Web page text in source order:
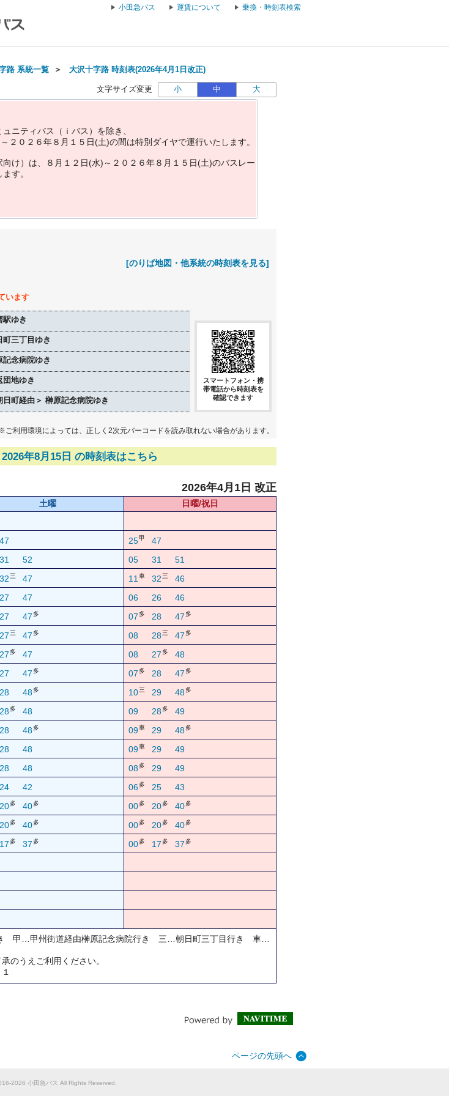
小田急バス 運賃について 乗換・時刻表検索
路 系統一覧 ＞ 大沢十字路 時刻表(2026年4月1日改正)
文字サイズ変更 小 中 大
ュ ニテ ィバス （ ｉ バス ） を除き
～ ２ ０ ２ ６年８ 月 １ ５ 日(土)の間は特別 ダイヤで運行いた し ます。
向け） は ８ 月 １ ２ 日(水) ～ ２ ０ ２ ６年８ 月 １ ５ 日(土)のバス レー
ます。
[のりば地図・他系統の時刻表を見る]
います
駅ゆき
町三丁目ゆき
記念病院ゆき
団地ゆき
日町経由＞ 榊原記念病院ゆき
スマートフォン・携
帯電話から時刻表を
確認できます
ご利用環境によっては、正しく2次元バーコードを読み取れない場合があります。
年8月15日 の時刻表はこちら
2026年4月1日 改正
土曜
日曜/祝日
47 25甲
47
31 52 05 31
51
32 三 47 11 車 32 三
46
27 47 06 26
46
27 47 多 07 多 28 47 多
27 三 47 多 08 28三 47 多
27 多 47 08 27 多
48
27 47 多 07 多 28 47 多
28 48多 10三 29 48多
28多 48 09 28多
49
28 48多 09車 29 48多
28 48 09車 29
49
28 48 08多 29
49
24 42 06多 25
43
20多 40多 00多 20多 40多
20多 40多 00多 20多 40多
17 多 37 多 00多 17 多 37 多
甲…甲州街道経由榊原記念病院行き 三…朝日町三丁目行き 車…
のうえご利用ください。
ページの先頭へ
2026 小田急バス All Rights Reserved.